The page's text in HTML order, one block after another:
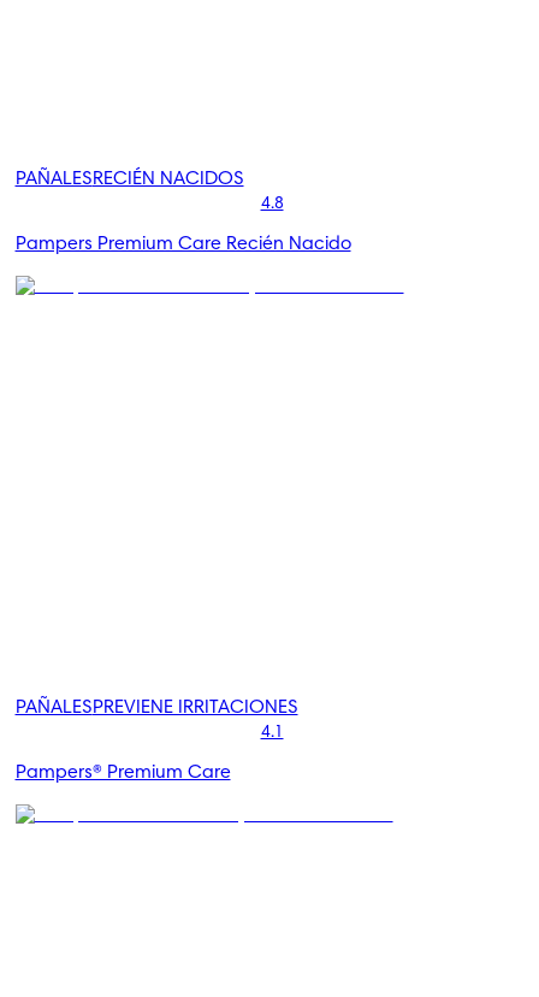
PAÑALESRECIÉN NACIDOS
4.8
Pampers Premium Care Recién Nacido
PAÑALESPREVIENE IRRITACIONES
4.1
Pampers® Premium Care